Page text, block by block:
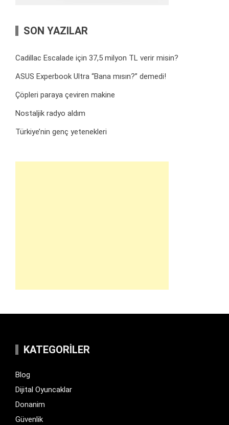
SON YAZILAR
Cadillac Escalade için 37,5 milyon TL verir misin?
ASUS Experbook Ultra “Bana mısın?” demedi!
Çöpleri paraya çeviren makine
Nostaljik radyo aldım
Türkiye’nin genç yetenekleri
KATEGORILER
Blog
Dijital Oyuncaklar
Donanim
Güvenlik